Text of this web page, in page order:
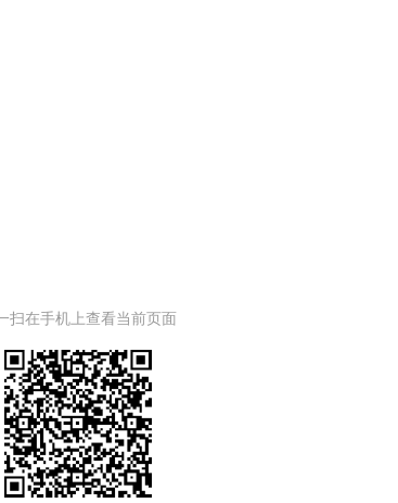
扫在手机上查看当前页面